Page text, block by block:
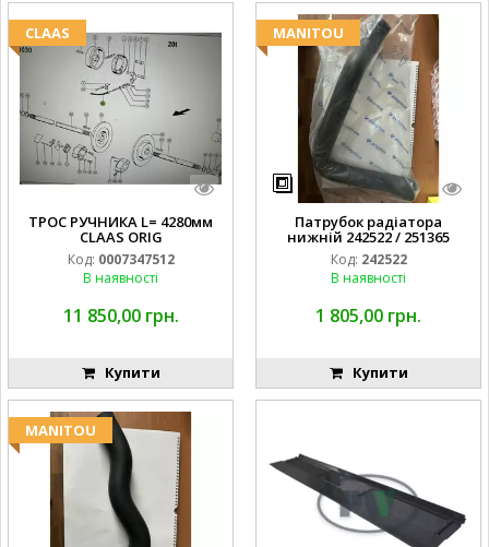
CLAAS
ТРОС РУЧНИКА L= 4280мм
CLAAS ORIG
Код: 0007347512
В наявності
11 850,00 грн.
Купити
MANITOU
Патрубок радіатора
нижній 242522 / 251365
Код: 242522
В наявності
1 805,00 грн.
Купити
MANITOU